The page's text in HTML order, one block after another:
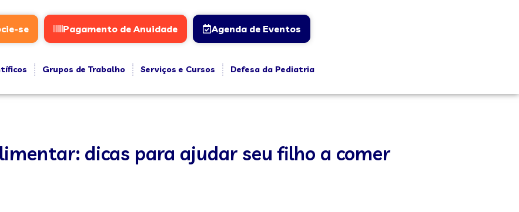
se Pagamento de Anuidade Agenda de Eventos
Grupos de Trabalho Serviços e Cursos
Defesa da Pediatria
dicas para ajudar seu filho a comer